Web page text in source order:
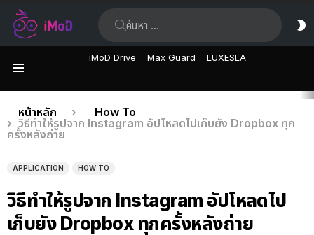
iMoD Drive Max Guard LUXESLA
เรื่อง
ล่าสุด
คุณอยู่ที่นี่:
หน้าหลัก
How To
วิธีทำให้รูปจาก Instagram อัปโหลดไปเก็บยัง Dropbox ทุก
ครั้งหลังถ่าย
APPLICATION HOW TO
วิธีทำให้รูปจาก Instagram อัปโหลดไป
เก็บยัง Dropbox ทุกครั้งหลังถ่าย